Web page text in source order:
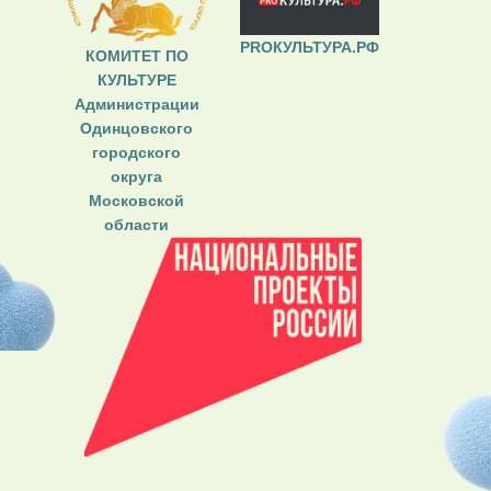
КОМИТЕТ ПО
КУЛЬТУРЕ
Администрации
Одинцовского
городского
округа
Московской
области
PROКУЛЬТУРА.РФ